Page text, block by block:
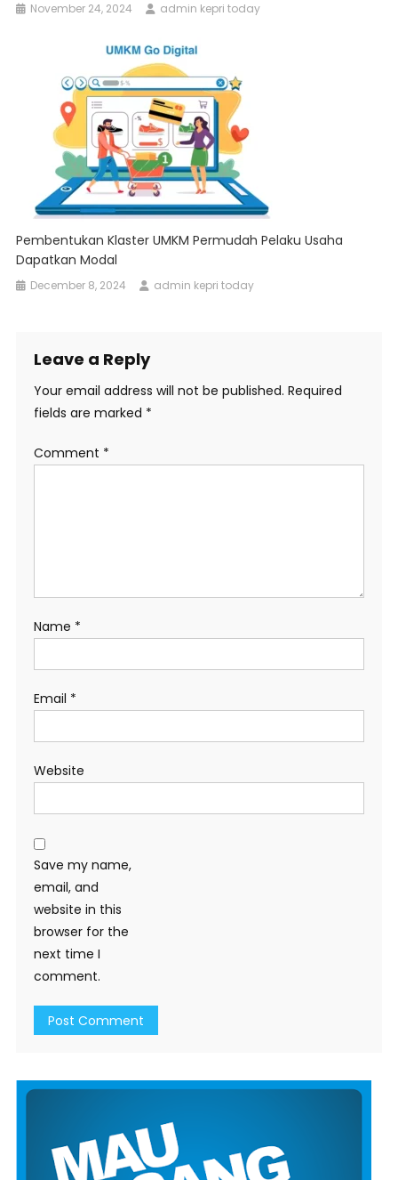
November 24, 2024 admin kepri today
Pembentukan Klaster UMKM Permudah Pelaku Usaha
Dapatkan Modal
December 8, 2024 admin kepri today
Leave a Reply
Your email address will not be published. Required
fields are marked *
Comment *
Name *
Email *
Website
Save my name,
email, and
website in this
browser for the
next time I
comment.